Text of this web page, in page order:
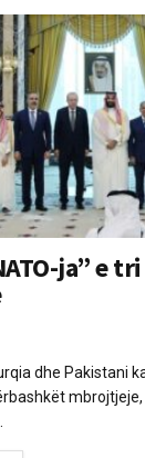
ja” e
dhe Pakistani